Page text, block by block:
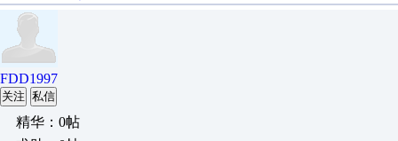
FDD1997
关注 私信
精华：0帖